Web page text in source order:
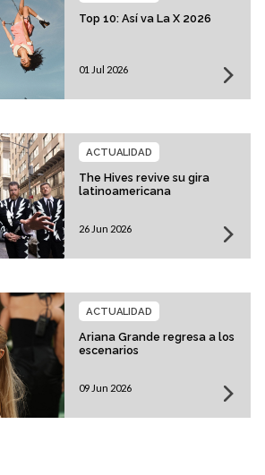
Top 10: Así va La X 2026
01 Jul 2026
The Hives revive su gira
latinoamericana
ACTUALIDAD
26 Jun 2026
Ariana Grande regresa a los
escenarios
ACTUALIDAD
09 Jun 2026